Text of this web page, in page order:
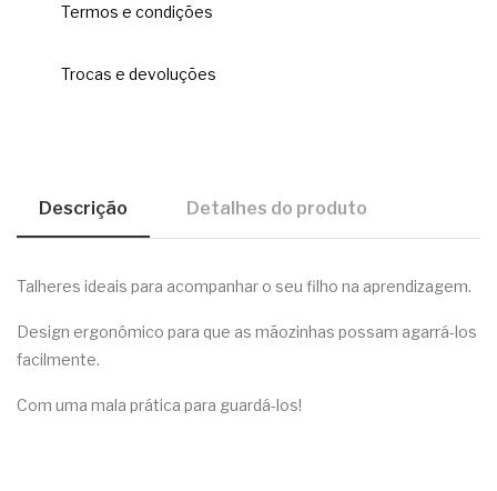
Termos e condições
Trocas e devoluções
Descrição Detalhes do produto
Talheres ideais para acompanhar o seu filho na aprendizagem.
Design ergonômico para que as mãozinhas possam agarrá-los
facilmente.
Com uma mala prática para guardá-los!